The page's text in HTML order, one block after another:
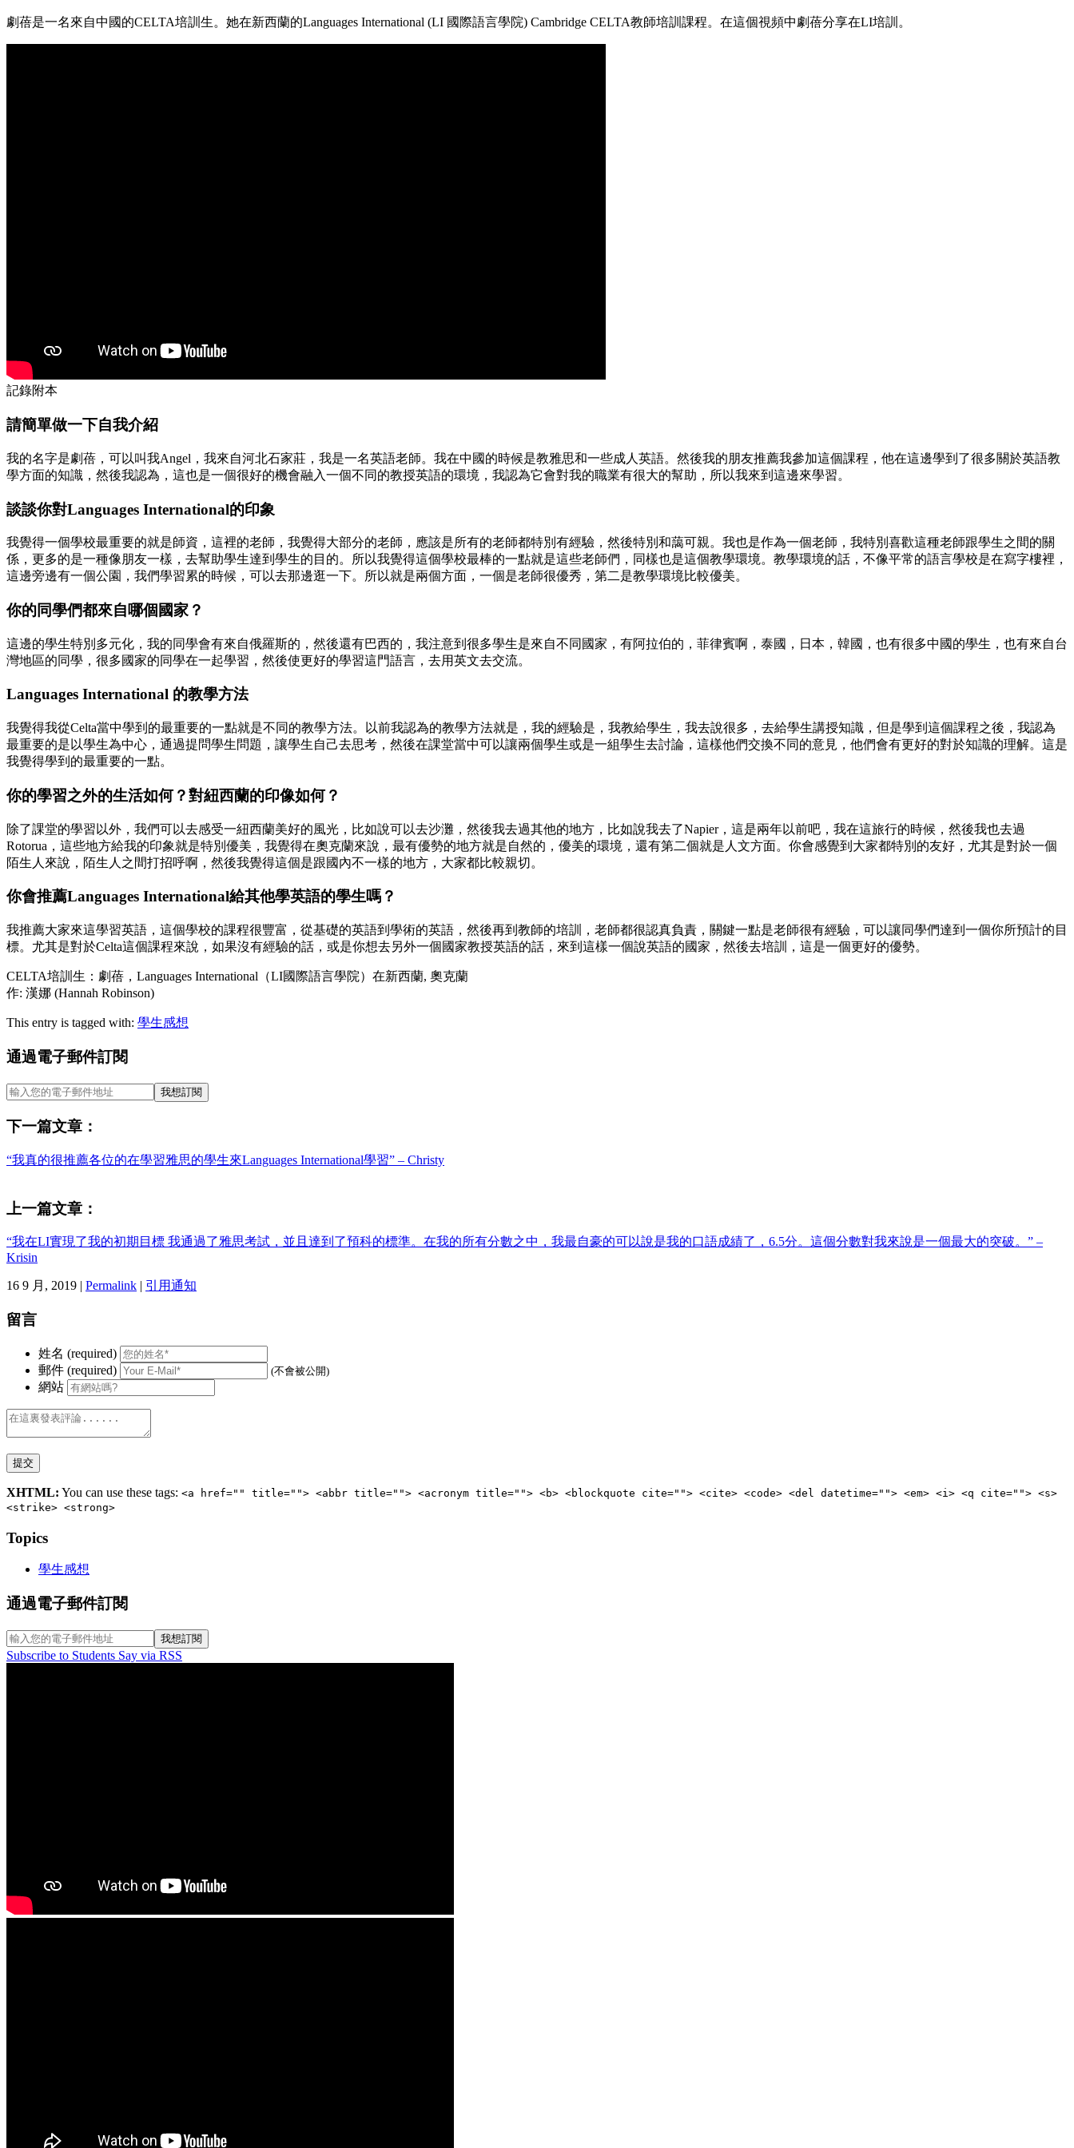
劇蓓是一名來自中國的CELTA培訓生。她在新西蘭的Languages International (LI 國際語言學院) Cambridge CELTA教師培訓課程。在這個視頻中劇蓓分享在LI培訓。
記錄附本
請簡單做一下自我介紹
我的名字是劇蓓，可以叫我Angel，我來自河北石家莊，我是一名英語老師。我在中國的時候是教雅思和一些成人英語。然後我的朋友推薦我參加這個課程，他在這邊學到了很多關於英語教
學方面的知識，然後我認為，這也是一個很好的機會融入一個不同的教授英語的環境，我認為它會對我的職業有很大的幫助，所以我來到這邊來學習。
談談你對Languages International的印象
我覺得一個學校最重要的就是師資，這裡的老師，我覺得大部分的老師，應該是所有的老師都特別有經驗，然後特別和藹可親。我也是作為一個老師，我特別喜歡這種老師跟學生之間的關
係，更多的是一種像朋友一樣，去幫助學生達到學生的目的。所以我覺得這個學校最棒的一點就是這些老師們，同樣也是這個教學環境。教學環境的話，不像平常的語言學校是在寫字樓裡，
這邊旁邊有一個公園，我們學習累的時候，可以去那邊逛一下。所以就是兩個方面，一個是老師很優秀，第二是教學環境比較優美。
你的同學們都來自哪個國家？
這邊的學生特別多元化，我的同學會有來自俄羅斯的，然後還有巴西的，我注意到很多學生是來自不同國家，有阿拉伯的，菲律賓啊，泰國，日本，韓國，也有很多中國的學生，也有來自台
灣地區的同學，很多國家的同學在一起學習，然後使更好的學習這門語言，去用英文去交流。
Languages International 的教學方法
我覺得我從Celta當中學到的最重要的一點就是不同的教學方法。以前我認為的教學方法就是，我的經驗是，我教給學生，我去說很多，去給學生講授知識，但是學到這個課程之後，我認為
最重要的是以學生為中心，通過提問學生問題，讓學生自己去思考，然後在課堂當中可以讓兩個學生或是一組學生去討論，這樣他們交換不同的意見，他們會有更好的對於知識的理解。這是
我覺得學到的最重要的一點。
你的學習之外的生活如何？對紐西蘭的印像如何？
除了課堂的學習以外，我們可以去感受一紐西蘭美好的風光，比如說可以去沙灘，然後我去過其他的地方，比如說我去了Napier，這是兩年以前吧，我在這旅行的時候，然後我也去過
Rotorua，這些地方給我的印象就是特別優美，我覺得在奧克蘭來說，最有優勢的地方就是自然的，優美的環境，還有第二個就是人文方面。你會感覺到大家都特別的友好，尤其是對於一個
陌生人來說，陌生人之間打招呼啊，然後我覺得這個是跟國內不一樣的地方，大家都比較親切。
你會推薦Languages International給其他學英語的學生嗎？
我推薦大家來這學習英語，這個學校的課程很豐富，從基礎的英語到學術的英語，然後再到教師的培訓，老師都很認真負責，關鍵一點是老師很有經驗，可以讓同學們達到一個你所預計的目
標。尤其是對於Celta這個課程來說，如果沒有經驗的話，或是你想去另外一個國家教授英語的話，來到這樣一個說英語的國家，然後去培訓，這是一個更好的優勢。
CELTA培訓生：劇蓓，Languages International（LI國際語言學院）在新西蘭, 奧克蘭
作: 漢娜 (Hannah Robinson)
This entry is tagged with: 學生感想
通過電子郵件訂閱
下一篇文章：
“我真的很推薦各位的在學習雅思的學生來Languages International學習” – Christy
上一篇文章：
“我在LI實現了我的初期目標 我通過了雅思考試，並且達到了預科的標準。在我的所有分數之中，我最自豪的可以說是我的口語成績了，6.5分。這個分數對我來說是一個最大的突破。” –
Krisin
16 9 月, 2019 | Permalink | 引用通知
留言
姓名 (required)
郵件 (required)
(不會被公開)
網站
XHTML: You can use these tags: <a href="" title=""> <abbr title=""> <acronym title=""> <b> <blockquote cite=""> <cite> <code> <del datetime=""> <em> <i> <q cite=""> <s>
<strike> <strong>
Topics
學生感想
通過電子郵件訂閱
Subscribe to Students Say via RSS